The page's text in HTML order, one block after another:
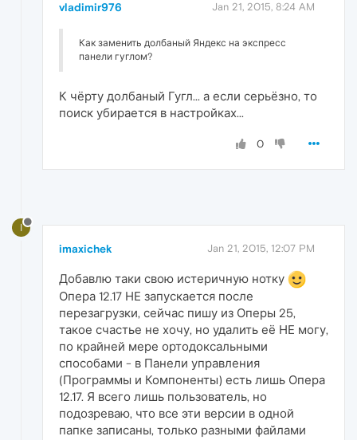
vladimir976 Jan 21, 2015, 8:24 AM
Как заменить долбаный Яндекс на экспресс
панели гуглом?
К чёрту долбаный Гугл... а если серьёзно, то
поиск убирается в настройках...
0
I
imaxichek Jan 21, 2015, 12:07 PM
Добавлю таки свою истеричную нотку
Опера 12.17 НЕ запускается после
перезагрузки, сейчас пишу из Оперы 25,
такое счастье не хочу, но удалить её НЕ могу,
по крайней мере ортодоксальными
способами - в Панели управления
(Программы и Компоненты) есть лишь Опера
12.17. Я всего лишь пользователь, но
подозреваю, что все эти версии в одной
папке записаны, только разными файлами